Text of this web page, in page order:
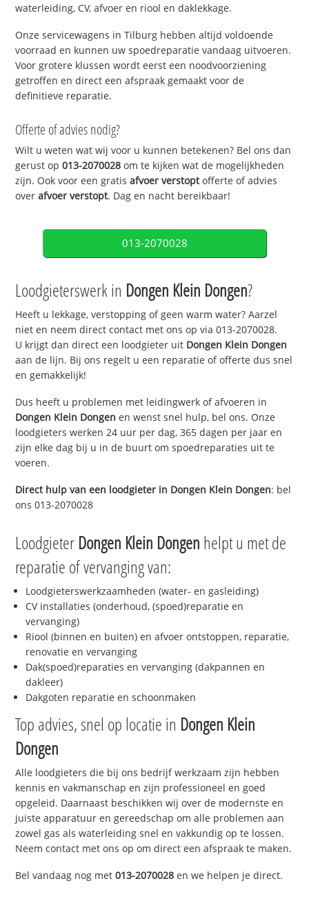
waterleiding, CV, afvoer en riool en daklekkage.
Onze servicewagens in Tilburg hebben altijd voldoende
voorraad en kunnen uw spoedreparatie vandaag uitvoeren.
Voor grotere klussen wordt eerst een noodvoorziening
getroffen en direct een afspraak gemaakt voor de
definitieve reparatie.
Offerte of advies nodig?
Wilt u weten wat wij voor u kunnen betekenen? Bel ons dan
gerust op013-2070028 om te kijken wat de mogelijkheden
zijn. Ook voor een gratisafvoer verstoptofferte of advies
overafvoer verstopt. Dag en nacht bereikbaar!
013-2070028
Loodgieterswerk in Dongen Klein Dongen?
Heeft u lekkage, verstopping of geen warm water? Aarzel
niet en neem direct contact met ons op via 013-2070028.
U krijgt dan direct een loodgieter uit Dongen Klein Dongen
aan de lijn. Bij ons regelt u een reparatie of offerte dus snel
en gemakkelijk!
Dus heeft u problemen met leidingwerk of afvoeren in
Dongen Klein Dongen en wenst snel hulp, bel ons. Onze
loodgieters werken 24 uur per dag, 365 dagen per jaar en
zijn elke dag bij u in de buurt om spoedreparaties uit te
voeren.
Direct hulp van een loodgieter in Dongen Klein Dongen: bel
ons 013-2070028
Loodgieter Dongen Klein Dongen helpt u met de
reparatie of vervanging van:
Loodgieterswerkzaamheden (water- en gasleiding)
CV installaties (onderhoud, (spoed)reparatie en
vervanging)
Riool (binnen en buiten) en afvoer ontstoppen, reparatie,
renovatie en vervanging
Dak(spoed)reparaties en vervanging (dakpannen en
dakleer)
Dakgoten reparatie en schoonmaken
Top advies, snel op locatie in Dongen Klein
Dongen
Alle loodgieters die bij ons bedrijf werkzaam zijn hebben
kennis en vakmanschap en zijn professioneel en goed
opgeleid. Daarnaast beschikken wij over de modernste en
juiste apparatuur en gereedschap om alle problemen aan
zowel gas als waterleiding snel en vakkundig op te lossen.
Neem contact met ons op om direct een afspraak te maken.
Bel vandaag nog met013-2070028 en we helpen je direct.